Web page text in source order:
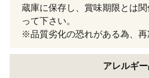
蔵庫に保存し、賞味期限とは
って下さい。
※品質劣化の恐れがある為、再
アレルギー